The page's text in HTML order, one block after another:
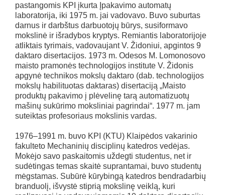
pastangomis KPI įkurta Įpakavimo automatų
laboratorija, iki 1975 m. jai vadovavo. Buvo suburtas
darnus ir darbštus darbuotojų būrys, susiformavo
mokslinė ir išradybos kryptys. Remiantis laboratorijoje
atliktais tyrimais, vadovaujant V. Židoniui, apgintos 9
daktaro disertacijos. 1973 m. Odesos M. Lomonosovo
maisto pramonės technologijos institute V. Židonis
apgynė technikos mokslų daktaro (dab. technologijos
mokslų habilituotas daktaras) disertaciją „Maisto
produktų pakavimo į plėvelinę tarą automatizuotų
mašinų sukūrimo moksliniai pagrindai“. 1977 m. jam
suteiktas profesoriaus mokslinis vardas.
1976–1991 m. buvo KPI (KTU) Klaipėdos vakarinio
fakulteto Mechaninių disciplinų katedros vedėjas.
Mokėjo savo paskaitomis uždegti studentus, net ir
sudėtingas temas skaitė suprantamai, buvo studentų
mėgstamas. Subūrė kūrybingą katedros bendradarbių
branduolį, išvystė stiprią mokslinę veiklą, kuri